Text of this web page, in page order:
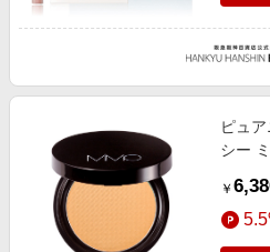
旅行・レジャー・ホテル予約
生活・お役立ち
金融・マネー・保険
デジタルコンテンツ
ビジネス・その他サービス
わくわく夏特集
Qoo10メガポ
Samsung ボーナスキャンペーン
週末の高還元 夏の長期版
ピュ
シー
￥